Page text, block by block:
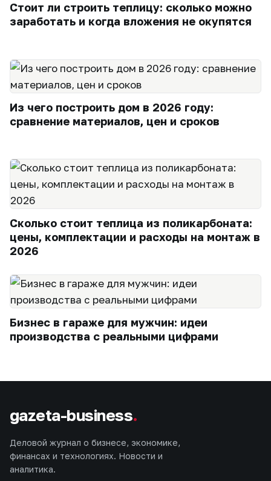
Стоит ли строить теплицу: сколько можно
заработать и когда вложения не окупятся
Из чего построить дом в 2026 году:
сравнение материалов, цен и сроков
Сколько стоит теплица из поликарбоната:
цены, комплектации и расходы на монтаж в
2026
Бизнес в гараже для мужчин: идеи
производства с реальными цифрами
gazeta-business.
Деловой журнал о бизнесе, экономике,
финансах и технологиях. Новости и
аналитика.